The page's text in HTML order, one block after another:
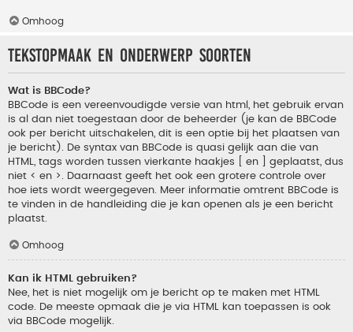
Omhoog
Tekstopmaak en onderwerp soorten
Wat is BBCode?
BBCode is een vereenvoudigde versie van html, het gebruik ervan
is al dan niet toegestaan door de beheerder (je kan de BBCode
ook per bericht uitschakelen, dit is een optie bij het plaatsen van
je bericht). De syntax van BBCode is quasi gelijk aan die van
HTML, tags worden tussen vierkante haakjes [ en ] geplaatst, dus
niet < en >. Daarnaast geeft het ook een grotere controle over
hoe iets wordt weergegeven. Meer informatie omtrent BBCode is
te vinden in de handleiding die je kan openen als je een bericht
plaatst.
Omhoog
Kan ik HTML gebruiken?
Nee, het is niet mogelijk om je bericht op te maken met HTML
code. De meeste opmaak die je via HTML kan toepassen is ook
via BBCode mogelijk.